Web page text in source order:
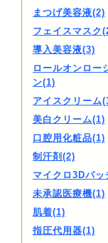
まつげ美容液(2)
フェイスマスク
導入美容液(3)
ロールオンロー
ン(1)
アイスクリーム
美白クリーム(1)
口腔用化粧品(1)
制汗剤(2)
マイクロ3Dパッ
未承認医療機(1)
肌着(1)
指圧代用器(1)